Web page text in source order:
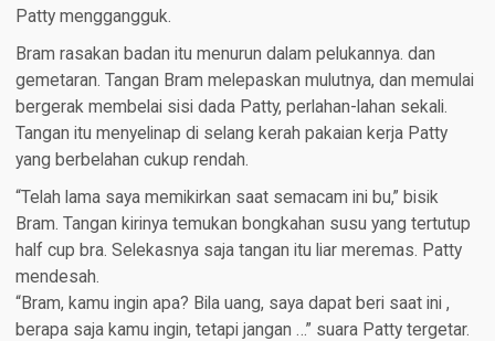
Patty menggangguk.
Bram rasakan badan itu menurun dalam pelukannya. dan
gemetaran. Tangan Bram melepaskan mulutnya, dan memulai
bergerak membelai sisi dada Patty, perlahan-lahan sekali.
Tangan itu menyelinap di selang kerah pakaian kerja Patty
yang berbelahan cukup rendah.
“Telah lama saya memikirkan saat semacam ini bu,” bisik
Bram. Tangan kirinya temukan bongkahan susu yang tertutup
half cup bra. Selekasnya saja tangan itu liar meremas. Patty
mendesah.
“Bram, kamu ingin apa? Bila uang, saya dapat beri saat ini ,
berapa saja kamu ingin, tetapi jangan …” suara Patty tergetar.